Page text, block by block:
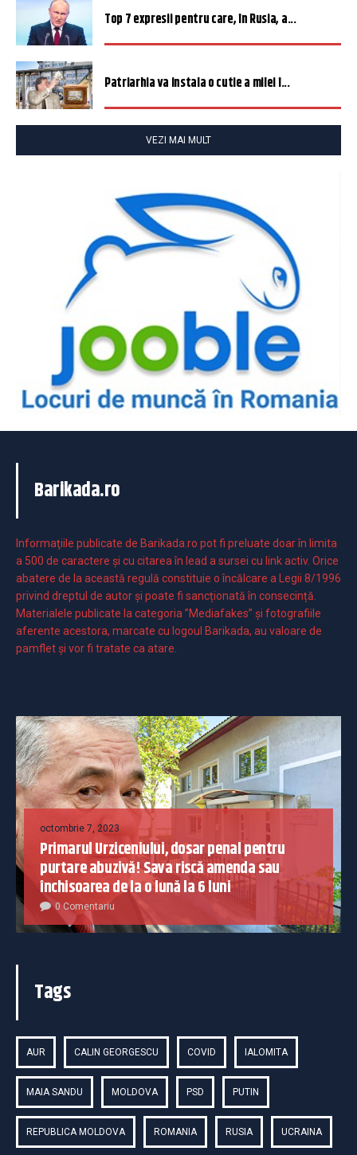
Top 7 expresii pentru care, în Rusia, a...
Patriarhia va instala o cutie a milei î...
VEZI MAI MULT
Barikada.ro
Informaţiile publicate de Barikada.ro pot fi preluate doar în limita
a 500 de caractere şi cu citarea în lead a sursei cu link activ. Orice
abatere de la această regulă constituie o încălcare a Legii 8/1996
privind dreptul de autor și poate fi sancționată în consecință.
Materialele publicate la categoria ”Mediafakes” și fotografiile
aferente acestora, marcate cu logoul Barikada, au valoare de
pamflet și vor fi tratate ca atare.
octombrie 7, 2023
Primarul Urziceniului, dosar penal pentru
purtare abuzivă! Sava riscă amenda sau
închisoarea de la o lună la 6 luni
0 Comentariu
Tags
AUR CALIN GEORGESCU COVID IALOMITA
MAIA SANDU MOLDOVA PSD PUTIN
REPUBLICA MOLDOVA ROMANIA RUSIA UCRAINA